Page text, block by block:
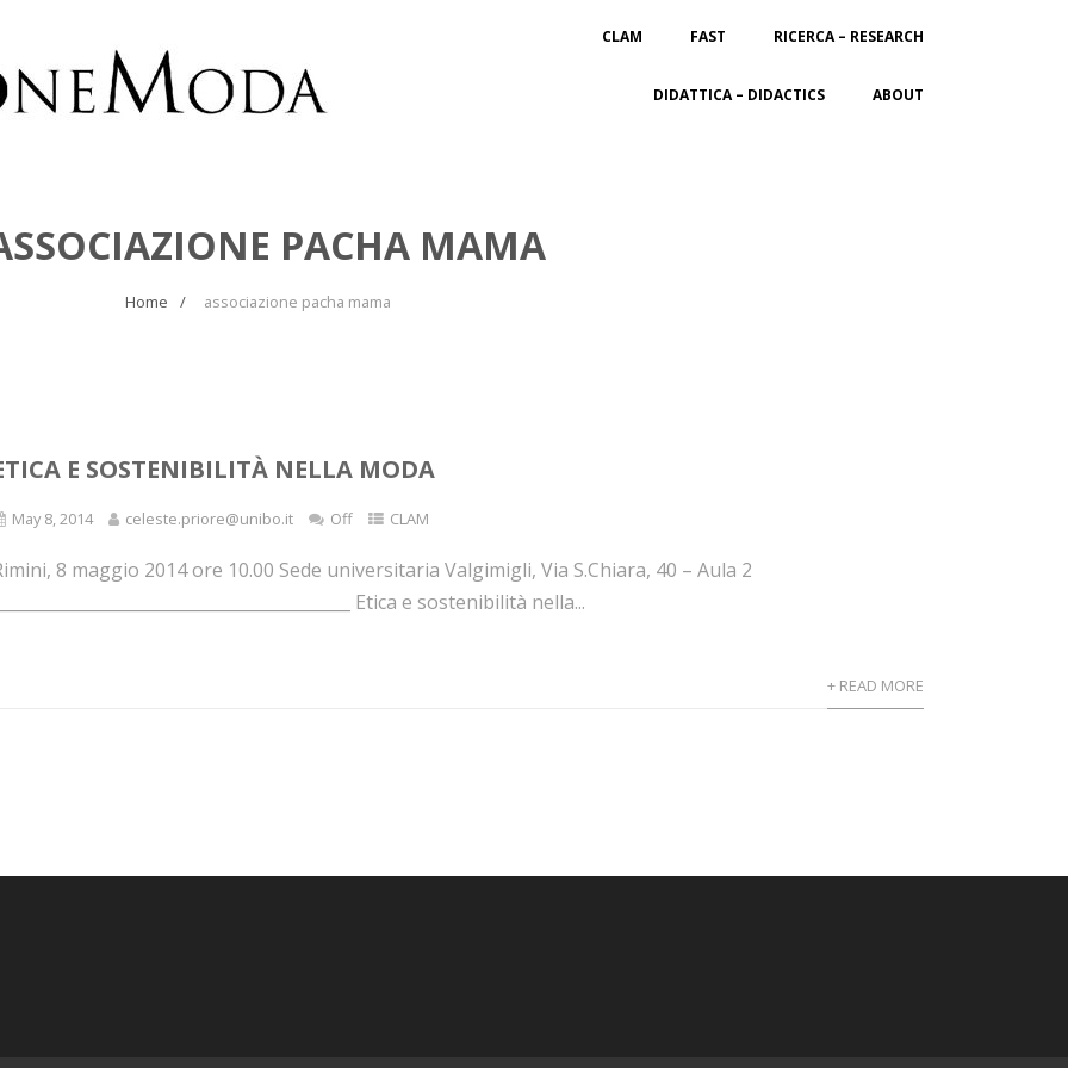
CLAM FAST RICERCA – RESEARCH
DIDATTICA – DIDACTICS ABOUT
PACHA MAMA
Home associazione pacha mama
E SOSTENIBILITÀ NELLA MODA
May 8, 2014 celeste.priore@unibo.it Off CLAM
8 maggio 2014 ore 10.00 Sede universitaria Valgimigli, Via S.Chiara, 40 – Aula 2
Etica e sostenibilità nella...
+ READ MORE